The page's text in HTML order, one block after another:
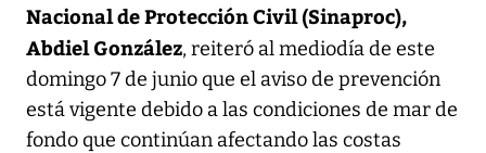
Nacional de Protección Civil (Sinaproc),
Abdiel González, reiteró al mediodía de este
domingo 7 de junio que el aviso de prevención
está vigente debido a las condiciones de mar de
fondo que continúan afectando las costas